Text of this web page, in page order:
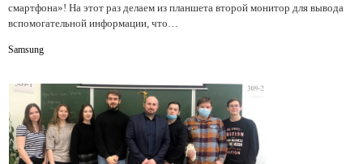
смартфона»! На этот раз делаем из планшета второй монитор для вывода
вспомогательной информации, что…
Samsung